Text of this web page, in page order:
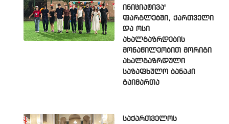
ინიციატივა'
ფარგლებში, ქართველი
და ოსი
ახალგაზრდების
მონაწილეობით მორიგი
ახალგაზრდული
საზაფხულო ბანაკი
გაიმართა
საქართველოს